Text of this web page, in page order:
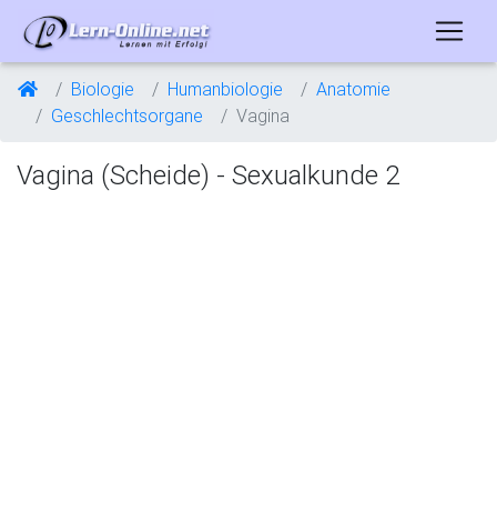
Biologie Humanbiologie
Anatomie
Geschlechtsorgane
Vagina
Vagina (Scheide) - Sexualkunde 2